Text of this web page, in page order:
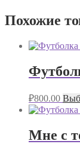
Похожие
₽800.00
Мне с